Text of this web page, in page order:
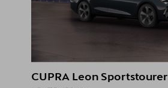
CUPRA Leon Sportstourer